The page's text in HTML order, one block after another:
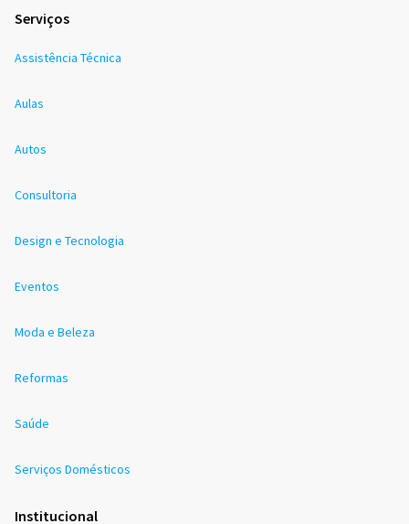
Serviços
Assistência Técnica
Aulas
Autos
Consultoria
Design e Tecnologia
Eventos
Moda e Beleza
Reformas
Saúde
Serviços Domésticos
Institucional